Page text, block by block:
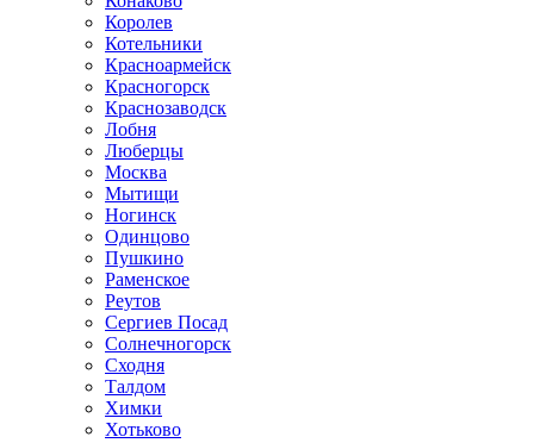
Королев
Котельники
Красноармейск
Красногорск
Краснозаводск
Лобня
Люберцы
Москва
Мытищи
Ногинск
Одинцово
Пушкино
Раменское
Реутов
Сергиев Посад
Солнечногорск
Сходня
Талдом
Химки
Хотьково